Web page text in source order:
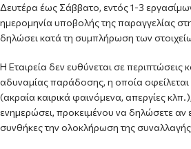
Δευτέρα έως Σάββατο, εντός 1-3
ημερομηνία υποβολής της παραγγελίας
δηλώσει κατά τη συμπλήρωση των
Η Εταιρεία δεν ευθύνεται σε περιπτώσεις
αδυναμίας παράδοσης, η οποία
(ακραία καιρικά φαινόμενα, απεργίες
ενημερώσει, προκειμένου να δηλώσετε αν
συνθήκες την ολοκλήρωση της